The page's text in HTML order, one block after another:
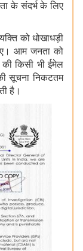
के संदर्भ के लिए
को धोखाधड़ी
आम जनता को
किसी भी ईमेल
सूचना निकटतम
है।